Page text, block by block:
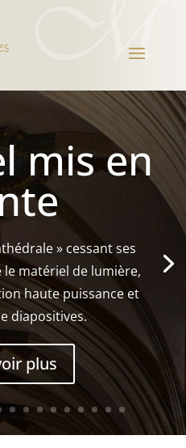
mis en
» cessant ses
matériel de lumière,
haute puissance et
diapositives.
plus